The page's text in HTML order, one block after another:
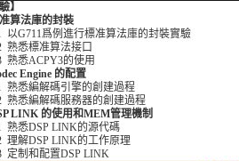
】
算法庫的封裝
G711爲例進行標准算法庫的封裝實驗
悉標准算法接口
悉ACPY3的使用
Engine 的配置
悉編解碼引擎的創建過程
悉編解碼服務器的創建過程
LINK 的使用和MEM管理機制
熟悉DSP LINK的源代碼
解DSP LINK的工作原理
定制和配置DSP LINK